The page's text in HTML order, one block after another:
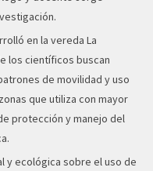
en la vereda La
los científicos buscan
de movilidad y uso
que utiliza con mayor
protección y manejo del
y ecológica sobre el uso de